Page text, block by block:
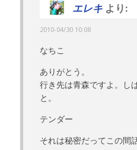
エレキ より:
2010-04/30 10:08
なちこ
ありがとう。
行き先は青森ですよ。し
と。
テンダー
それは秘密だってこの間